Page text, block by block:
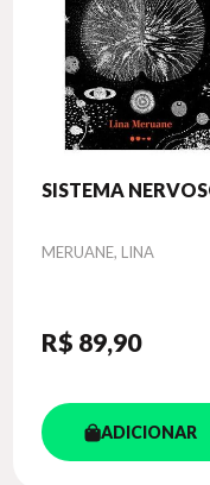
SISTEMA
Autor
MERUANE, LINA
R$ 89,90
ADICIONAR